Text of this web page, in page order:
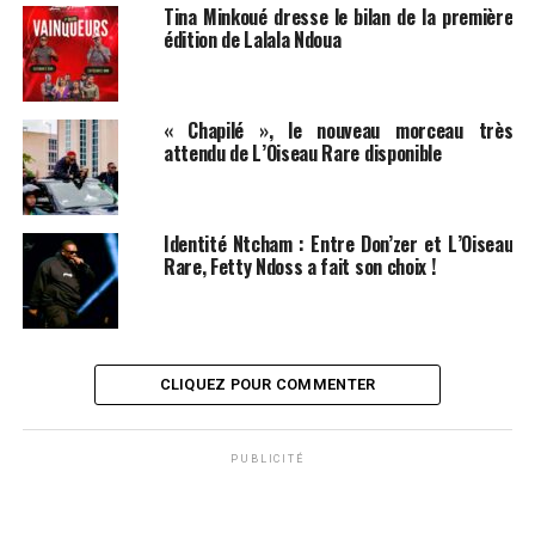
Tina Minkoué dresse le bilan de la première
édition de Lalala Ndoua
« Chapilé », le nouveau morceau très
attendu de L’Oiseau Rare disponible
Identité Ntcham : Entre Don’zer et L’Oiseau
Rare, Fetty Ndoss a fait son choix !
CLIQUEZ POUR COMMENTER
PUBLICITÉ